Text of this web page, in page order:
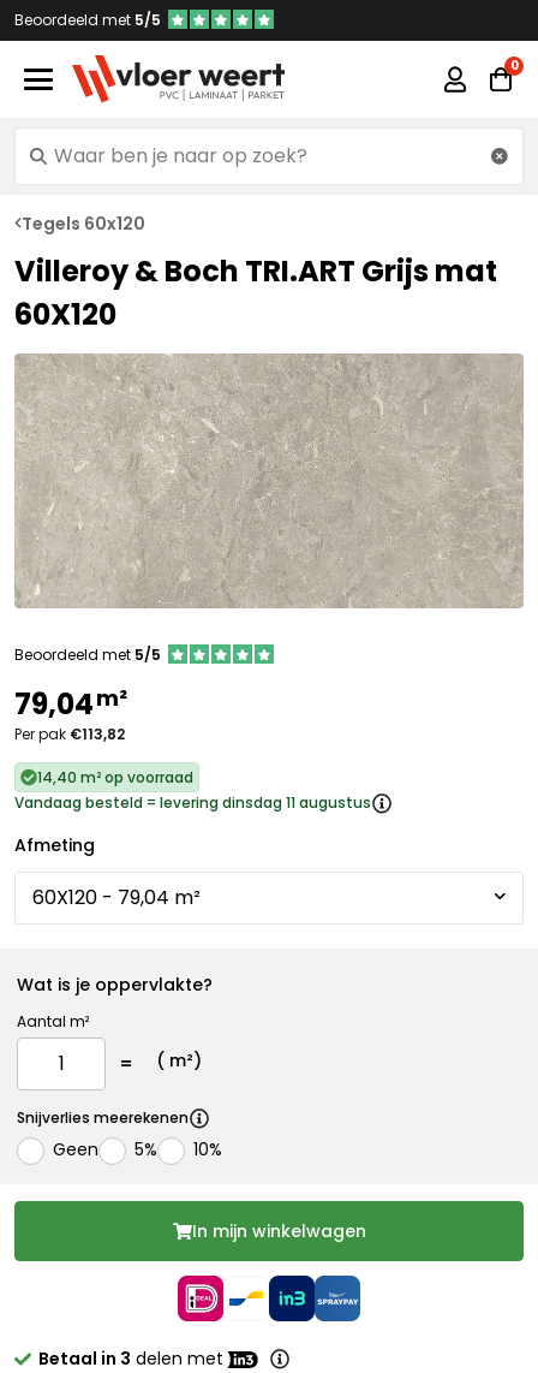
Beoordeeld met 5/5
Tegels 60x120
Villeroy & Boch TRI.ART Grijs mat
60X120
Beoordeeld met 5/5
79,04m²
Per pak €113,82
14,40 m² op voorraad
Vandaag besteld = levering dinsdag 11 augustus
Afmeting
Wat is je oppervlakte?
Aantal m²
( m²)
Snijverlies meerekenen
Geen 5% 10%
In mijn winkelwagen
Betaal in 3 delen met